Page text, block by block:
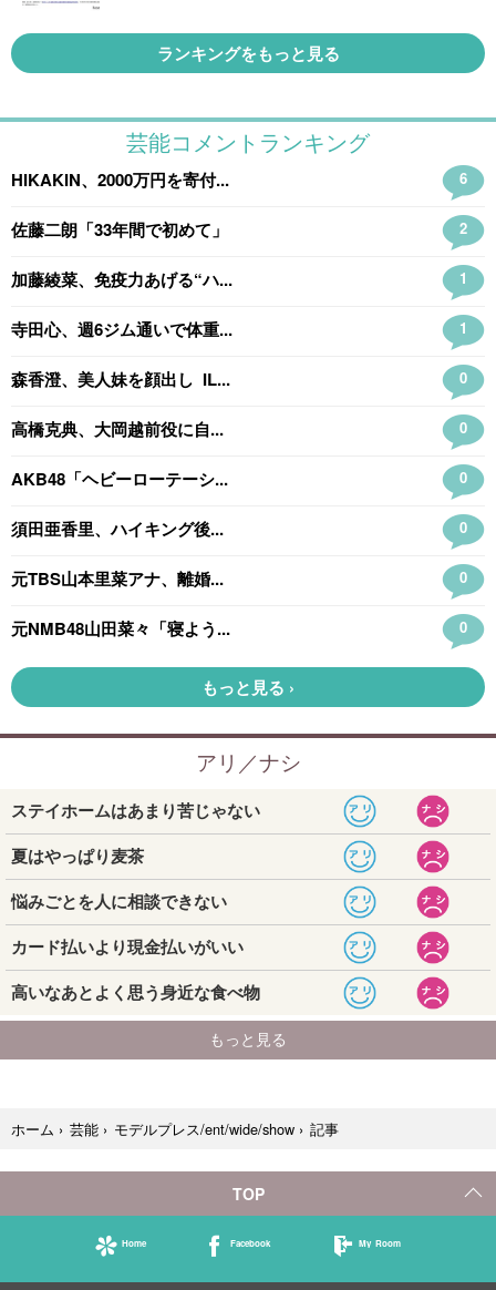
ランキングをもっと見る
ホーム › 芸能 › モデルプレス/ent/wide/show › 記事
TOP
Home Facebook My Room